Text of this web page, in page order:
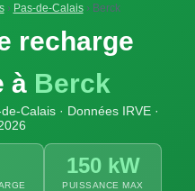
› Pas-de-Calais› Berck
recharge
à Berck
Calais · Données IRVE ·
150 kW
PUISSANCE MAX